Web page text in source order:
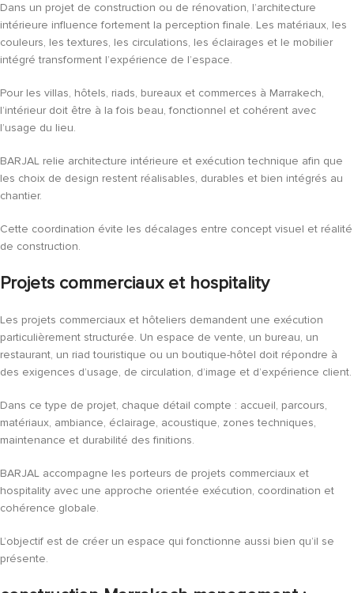
Dans un projet de construction ou de rénovation, l’architecture
intérieure influence fortement la perception finale. Les matériaux, les
couleurs, les textures, les circulations, les éclairages et le mobilier
intégré transforment l’expérience de l’espace.
Pour les villas, hôtels, riads, bureaux et commerces à Marrakech,
l’intérieur doit être à la fois beau, fonctionnel et cohérent avec
l’usage du lieu.
BARJAL relie architecture intérieure et exécution technique afin que
les choix de design restent réalisables, durables et bien intégrés au
chantier.
Cette coordination évite les décalages entre concept visuel et réalité
de construction.
Projets commerciaux et hospitality
Les projets commerciaux et hôteliers demandent une exécution
particulièrement structurée. Un espace de vente, un bureau, un
restaurant, un riad touristique ou un boutique-hôtel doit répondre à
des exigences d’usage, de circulation, d’image et d’expérience client.
Dans ce type de projet, chaque détail compte : accueil, parcours,
matériaux, ambiance, éclairage, acoustique, zones techniques,
maintenance et durabilité des finitions.
BARJAL accompagne les porteurs de projets commerciaux et
hospitality avec une approche orientée exécution, coordination et
cohérence globale.
L’objectif est de créer un espace qui fonctionne aussi bien qu’il se
présente.